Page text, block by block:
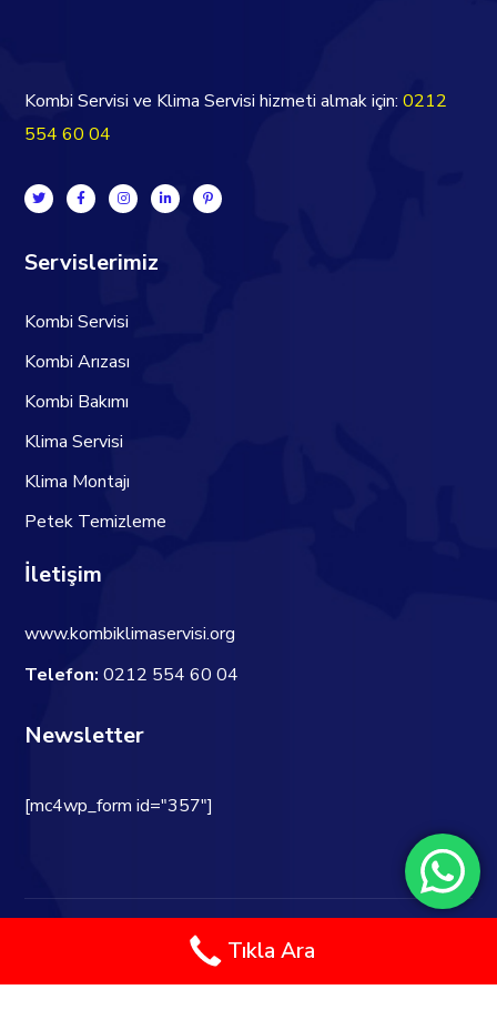
Kombi Servisi ve Klima Servisi hizmeti almak için:0212
554 60 04
Servislerimiz
Kombi Servisi
Kombi Arızası
Kombi Bakımı
Klima Servisi
Klima Montajı
Petek Temizleme
İletişim
www.kombiklimaservisi.org
Telefon: 0212 554 60 04
Newsletter
[mc4wp_form id="357"]
Copyright © 2021 Web Tasarım-
Tıkla Ara